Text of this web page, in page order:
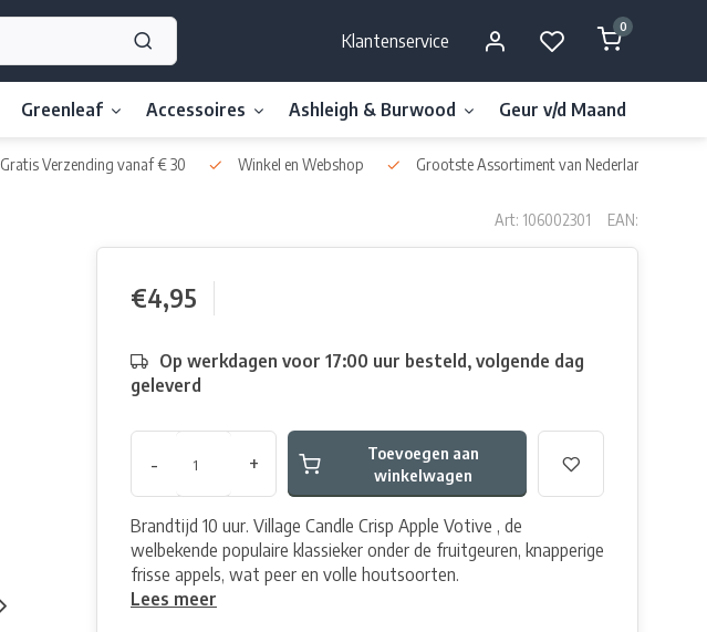
Klantenservice
0
Greenleaf Accessoires Ashleigh & Burwood Geur v/d Maand
Gratis Verzending vanaf € 30 Winkel en Webshop Grootste Assortiment van Nederland & België
Art: 106002301 EAN:
€4,95
Op werkdagen voor 17:00 uur besteld, volgende dag
geleverd
- +
Toevoegen aan
winkelwagen
Brandtijd 10 uur. Village Candle Crisp Apple Votive , de
welbekende populaire klassieker onder de fruitgeuren, knapperige
frisse appels, wat peer en volle houtsoorten.
Lees meer